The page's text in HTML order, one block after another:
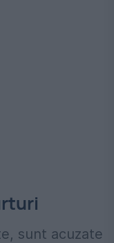
sunt acuzate